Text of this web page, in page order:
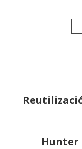
entre
Hunter